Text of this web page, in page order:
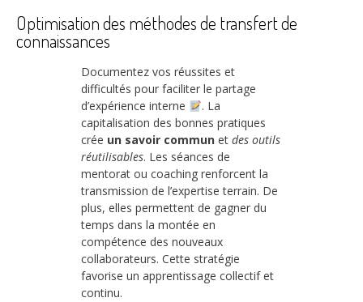
Optimisation des méthodes de transfert de
connaissances
Documentez vos réussites et
difficultés pour faciliter le partage
d’expérience interne
. La
capitalisation des bonnes pratiques
crée un savoir commun et des outils
réutilisables. Les séances de
mentorat ou coaching renforcent la
transmission de l’expertise terrain. De
plus, elles permettent de gagner du
temps dans la montée en
compétence des nouveaux
collaborateurs. Cette stratégie
favorise un apprentissage collectif et
continu.